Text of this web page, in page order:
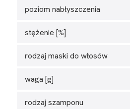
poziom nabłyszczenia
stężenie [%]
rodzaj maski do włosów
waga [g]
rodzaj szamponu